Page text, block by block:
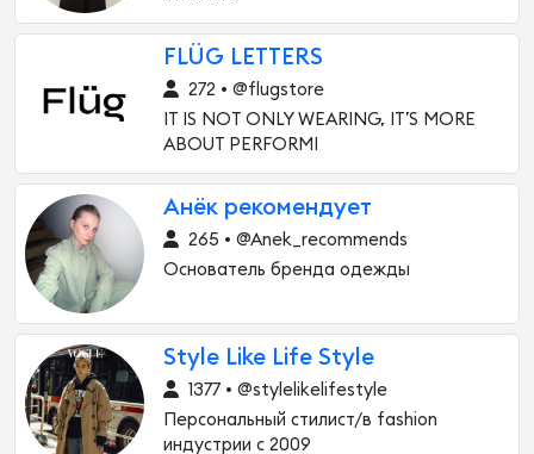
FLÜG LETTERS
272 • @flugstore
IT IS NOT ONLY WEARING, IT’S MORE
ABOUT PERFORMI
Анёк рекомендует
265 • @Anek_recommends
Основатель бренда одежды
Style Like Life Style
1377 • @stylelikelifestyle
Персональный стилист/в fashion
индустрии с 2009